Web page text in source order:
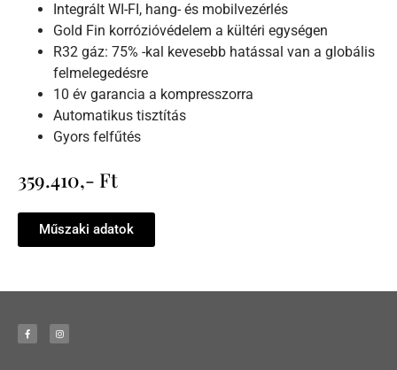
Integrált WI-FI, hang- és mobilvezérlés
Gold Fin korrózióvédelem a kültéri egységen
R32 gáz: 75% -kal kevesebb hatással van a globális
felmelegedésre
10 év garancia a kompresszorra
Automatikus tisztítás
Gyors felfűtés
359.410,- Ft
Műszaki adatok